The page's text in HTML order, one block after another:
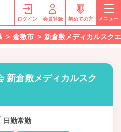
ログイン 会員登録 初めての方 メニュー
倉敷市 新倉敷メディカルスク
倉敷メディカルスク
日勤常勤